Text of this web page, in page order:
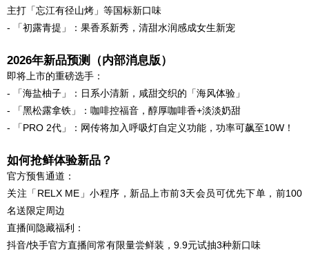
主打「忘江有径山烤」等国标新口味
- 「初露青提」：果香系新秀，清甜水润感成女生新宠
2026年新品预测（内部消息版）
即将上市的重磅选手：
- 「海盐柚子」：日系小清新，咸甜交织的「海风体验」
- 「黑松露拿铁」：咖啡控福音，醇厚咖啡香+淡淡奶甜
- 「PRO 2代」：网传将加入呼吸灯自定义功能，功率可飙至10W！
如何抢鲜体验新品？
官方预售通道：
关注「RELX ME」小程序，新品上市前3天会员可优先下单，前100
名送限定周边
直播间隐藏福利：
抖音/快手官方直播间常有限量尝鲜装，9.9元试抽3种新口味